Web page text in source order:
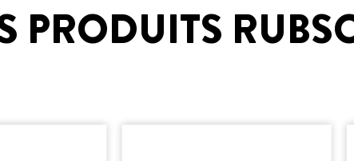
PRODUITS